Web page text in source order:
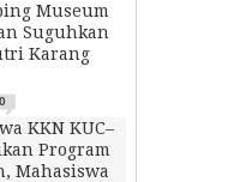
Museum
Suguhkan
Karang
0
KKN KUC–
Program
Mahasiswa